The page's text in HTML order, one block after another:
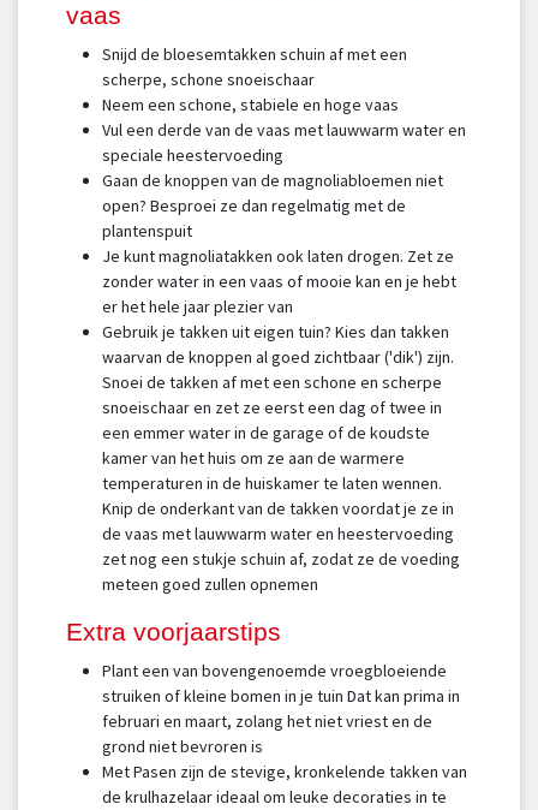
vaas
Snijd de bloesemtakken schuin af met een
scherpe, schone snoeischaar
Neem een schone, stabiele en hoge vaas
Vul een derde van de vaas met lauwwarm water en
speciale heestervoeding
Gaan de knoppen van de magnoliabloemen niet
open? Besproei ze dan regelmatig met de
plantenspuit
Je kunt magnoliatakken ook laten drogen. Zet ze
zonder water in een vaas of mooie kan en je hebt
er het hele jaar plezier van
Gebruik je takken uit eigen tuin? Kies dan takken
waarvan de knoppen al goed zichtbaar ('dik') zijn.
Snoei de takken af met een schone en scherpe
snoeischaar en zet ze eerst een dag of twee in
een emmer water in de garage of de koudste
kamer van het huis om ze aan de warmere
temperaturen in de huiskamer te laten wennen.
Knip de onderkant van de takken voordat je ze in
de vaas met lauwwarm water en heestervoeding
zet nog een stukje schuin af, zodat ze de voeding
meteen goed zullen opnemen
Extra voorjaarstips
Plant een van bovengenoemde vroegbloeiende
struiken of kleine bomen in je tuin Dat kan prima in
februari en maart, zolang het niet vriest en de
grond niet bevroren is
Met Pasen zijn de stevige, kronkelende takken van
de krulhazelaar ideaal om leuke decoraties in te